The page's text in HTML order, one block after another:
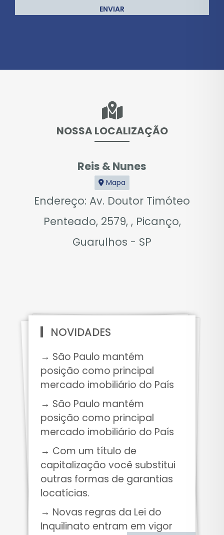
ENVIAR
NOSSA LOCALIZAÇÃO
Reis & Nunes
Mapa
Endereço: Av. Doutor Timóteo
Penteado, 2579, , Picanço,
Guarulhos - SP
NOVIDADES
→ São Paulo mantém
posição como principal
mercado imobiliário do País
→ São Paulo mantém
posição como principal
mercado imobiliário do País
→ Com um título de
capitalização você substitui
outras formas de garantias
locatícias.
→ Novas regras da Lei do
Inquilinato entram em vigor